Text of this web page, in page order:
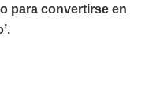
para convertirse en